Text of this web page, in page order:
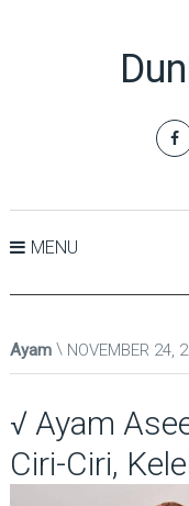
MENU
Ayam NOVEMBER 24,
√ Ayam
Ciri-Ciri,